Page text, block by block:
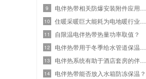
9
10
11 自限温电伴热带热量功率取值？
12
13
14 电伴热带能否放入水箱防冻保温？